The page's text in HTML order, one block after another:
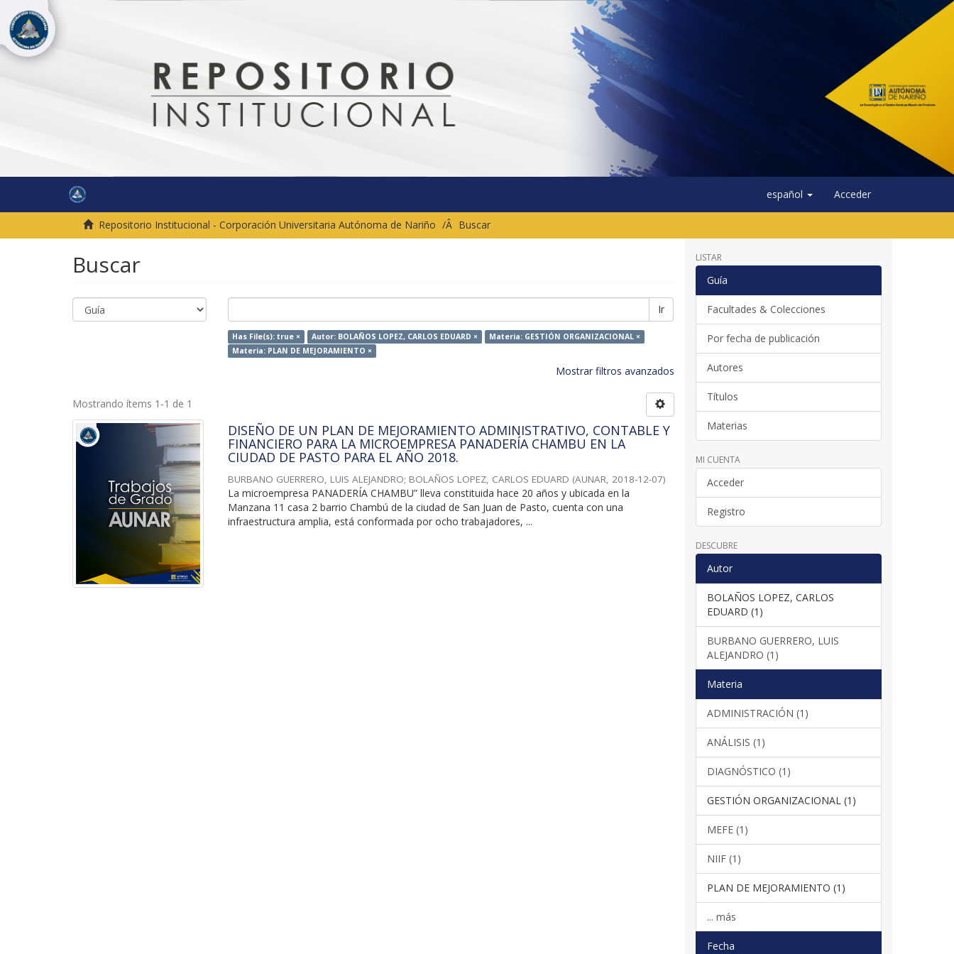
español Acceder
Repositorio Institucional - Corporación Universitaria Autónoma de Nariño Buscar
Buscar
Ir
Has File(s): true × Autor: BOLAÑOS LOPEZ, CARLOS EDUARD ×
Materia: GESTIÓN ORGANIZACIONAL ×
Materia: PLAN DE MEJORAMIENTO ×
Mostrar filtros avanzados
Mostrando ítems 1-1 de 1
DISEÑO DE UN PLAN DE MEJORAMIENTO ADMINISTRATIVO, CONTABLE Y
FINANCIERO PARA LA MICROEMPRESA PANADERÍA CHAMBU EN LA
CIUDAD DE PASTO PARA EL AÑO 2018.
BURBANO GUERRERO, LUIS ALEJANDRO; BOLAÑOS LOPEZ, CARLOS EDUARD (AUNAR, 2018-12-07)
La microempresa PANADERÍA CHAMBU” lleva constituida hace 20 años y ubicada en la
Manzana 11 casa 2 barrio Chambú de la ciudad de San Juan de Pasto, cuenta con una
infraestructura amplia, está conformada por ocho trabajadores, ...
LISTAR
Guía
Facultades & Colecciones
Por fecha de publicación
Autores
Títulos
Materias
MI CUENTA
Acceder
Registro
DESCUBRE
Autor
BOLAÑOS LOPEZ, CARLOS
EDUARD (1)
BURBANO GUERRERO, LUIS
ALEJANDRO (1)
Materia
ADMINISTRACIÓN (1)
ANÁLISIS (1)
DIAGNÓSTICO (1)
GESTIÓN ORGANIZACIONAL (1)
MEFE (1)
NIIF (1)
PLAN DE MEJORAMIENTO (1)
... más
Fecha